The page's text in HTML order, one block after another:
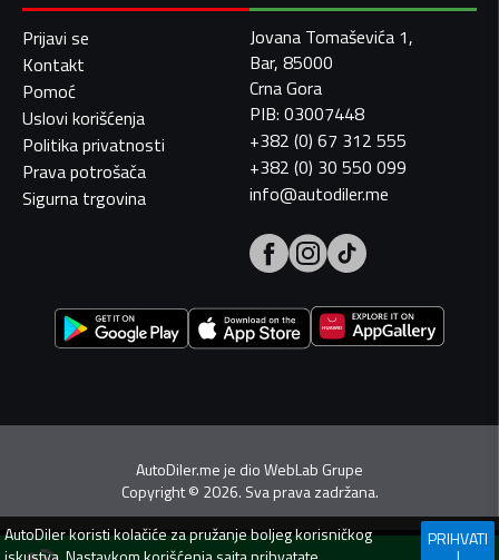
Prijavi se
Kontakt
Pomoć
Uslovi korišćenja
Politika privatnosti
Prava potrošača
Sigurna trgovina
Jovana Tomaševića 1,
Bar, 85000
Crna Gora
PIB: 03007448
+382 (0) 67 312 555
+382 (0) 30 550 099
info@autodiler.me
AutoDiler.me je dioWebLab Grupe
Copyright© 2026. Sva prava zadržana.
AutoDilerkoristi kolačiće za pružanje boljeg korisničkog
PRIHVATI